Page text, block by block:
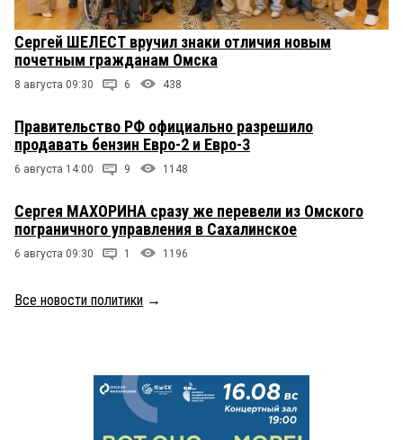
Сергей ШЕЛЕСТ вручил знаки отличия новым
почетным гражданам Омска
8 августа 09:30 6 438
Правительство РФ официально разрешило
продавать бензин Евро-2 и Евро-3
6 августа 14:00 9 1148
Сергея МАХОРИНА сразу же перевели из Омского
пограничного управления в Сахалинское
6 августа 09:30 1 1196
Все новости политики →